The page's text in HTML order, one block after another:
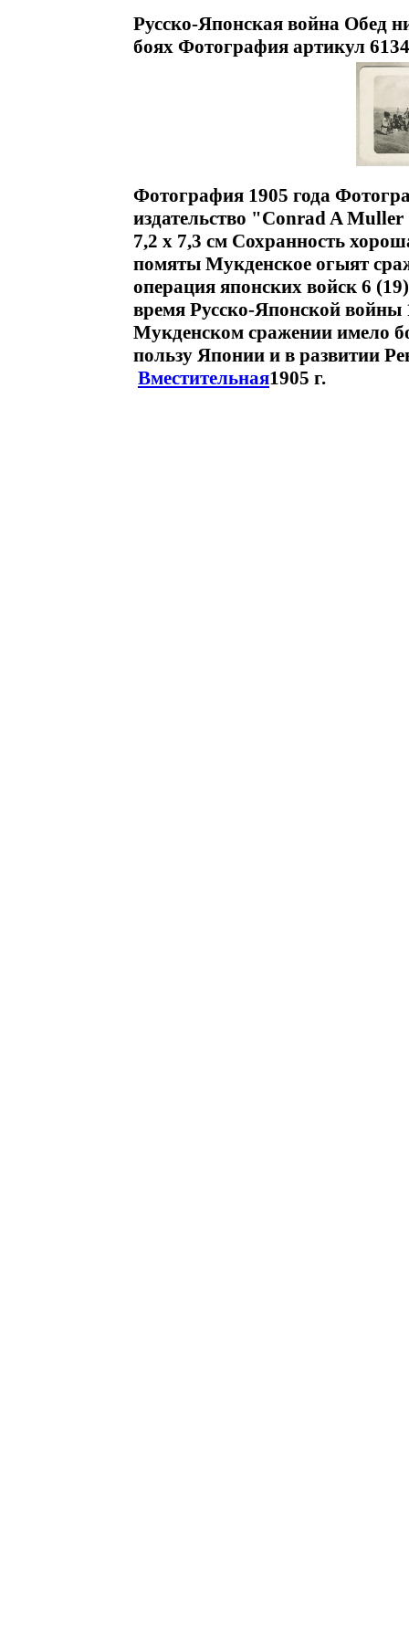
Русско-Японская война Обед
боях Фотография артикул
Фотография 1905 года
издательство "Conrad A
7,2 x 7,3 см Сохранность
помяты Мукденское огыят
операция японских войск 6
время Русско-Японской
Мукденском сражении имело
пользу Японии и в развитии
Вместительная1905 г.